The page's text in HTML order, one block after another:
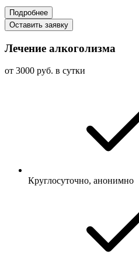
Подробнее
Оставить заявку
Лечение алкоголизма
от 3000 руб. в сутки
Круглосуточно, анонимно